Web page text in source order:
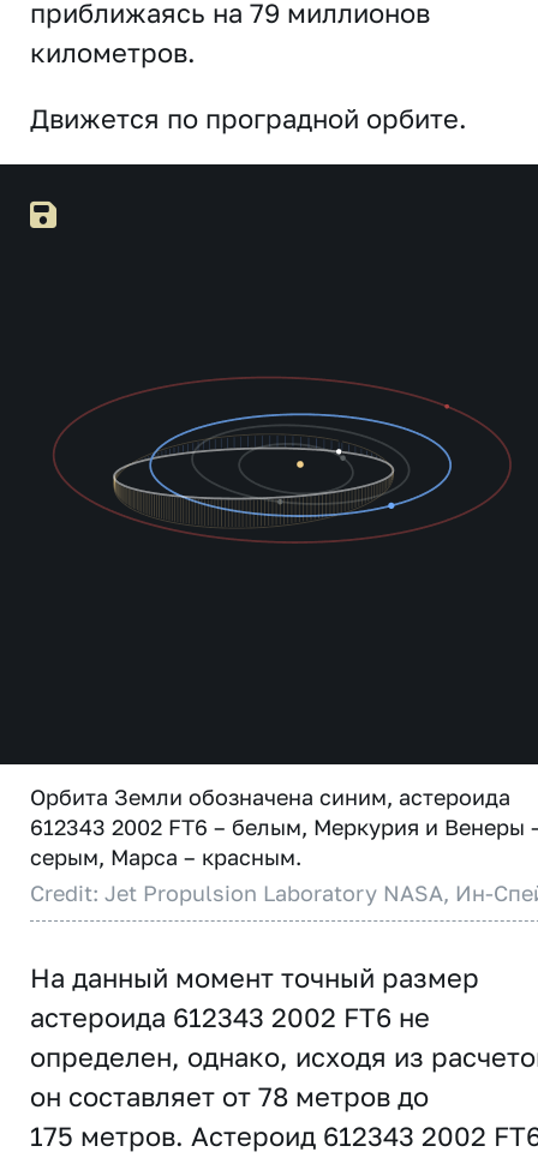
приближаясь на 79 миллионов
километров.
Движется по проградной орбите.
Орбита Земли обозначена синим, астероида
612343 2002 FT6 – белым, Меркурия и Венеры
серым, Марса – красным.
Credit: Jet Propulsion Laboratory NASA, Ин-
На данный момент точный размер
астероида 612343 2002 FT6 не
определен, однако, исходя из
он составляет от 78 метров до
175 метров. Астероид 612343 2002